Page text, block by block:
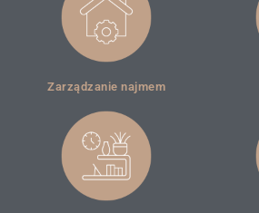
Zarządzanie najmem